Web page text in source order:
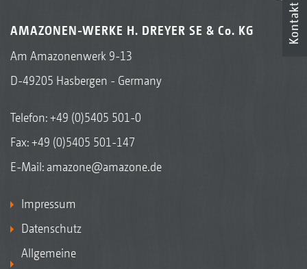
AMAZONEN-WERKE H. DREYER SE & Co. KG
Am Amazonenwerk 9-13
D-49205 Hasbergen - Germany
Telefon:+49 (0)5405 501-0
Fax: +49 (0)5405 501-147
E-Mail: amazone@amazone.de
Impressum
Datenschutz
Allgemeine
Kontakt